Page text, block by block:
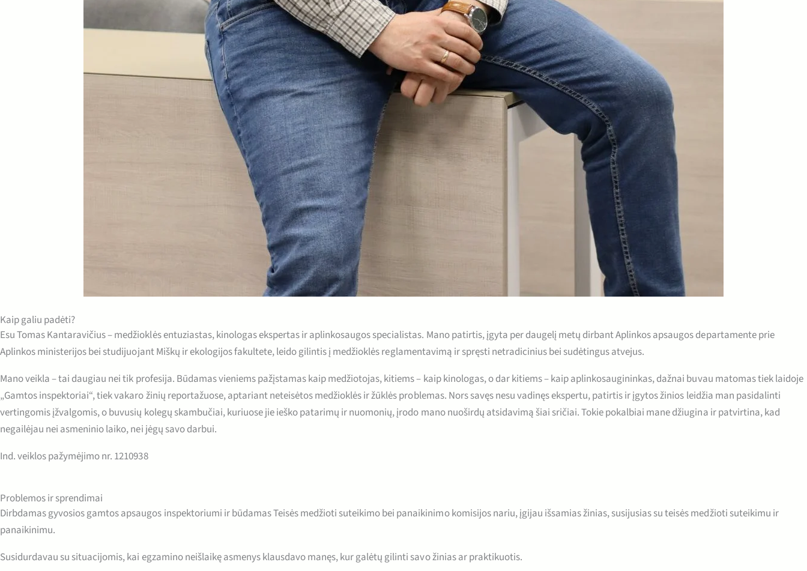
Kaip galiu padėti?
Esu Tomas Kantaravičius – medžioklės entuziastas, kinologas ekspertas ir aplinkosaugos specialistas. Mano patirtis, įgyta per daugelį metų dirbant Aplinkos apsaugos departamente prie
Aplinkos ministerijos bei studijuojant Miškų ir ekologijos fakultete, leido gilintis į medžioklės reglamentavimą ir spręsti netradicinius bei sudėtingus atvejus.
Mano veikla – tai daugiau nei tik profesija. Būdamas vieniems pažįstamas kaip medžiotojas, kitiems – kaip kinologas, o dar kitiems – kaip aplinkosaugininkas, dažnai buvau matomas tiek laidoje
„Gamtos inspektoriai“, tiek vakaro žinių reportažuose, aptariant neteisėtos medžioklės ir žūklės problemas. Nors savęs nesu vadinęs ekspertu, patirtis ir įgytos žinios leidžia man pasidalinti
vertingomis įžvalgomis, o buvusių kolegų skambučiai, kuriuose jie ieško patarimų ir nuomonių, įrodo mano nuoširdų atsidavimą šiai sričiai. Tokie pokalbiai mane džiugina ir patvirtina, kad
negailėjau nei asmeninio laiko, nei jėgų savo darbui.
Ind. veiklos pažymėjimo nr. 1210938
Problemos ir sprendimai
Dirbdamas gyvosios gamtos apsaugos inspektoriumi ir būdamas Teisės medžioti suteikimo bei panaikinimo komisijos nariu, įgijau išsamias žinias, susijusias su teisės medžioti suteikimu ir
panaikinimu.
Susidurdavau su situacijomis, kai egzamino neišlaikę asmenys klausdavo manęs, kur galėtų gilinti savo žinias ar praktikuotis.